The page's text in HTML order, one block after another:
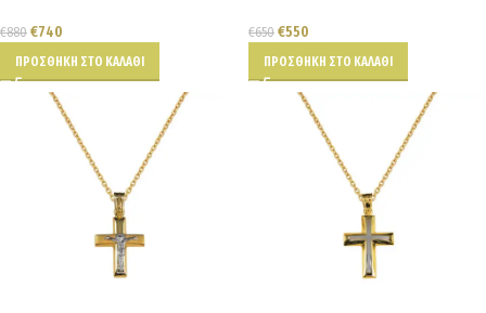
€880 €740
ΠΡΟΣΘΉΚΗ ΣΤΟ ΚΑΛΆΘΙ
€650 €550
ΠΡΟΣΘΉΚΗ ΣΤΟ ΚΑΛΆΘΙ